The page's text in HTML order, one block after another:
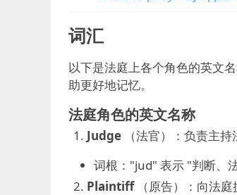
词汇
以下是法庭上各个角色的英文
助更好地记忆。
法庭角色的英文名称
Judge（法官）：负责主持
词根："jud" 表示 "判断、
Plaintiff（原告）：向法庭